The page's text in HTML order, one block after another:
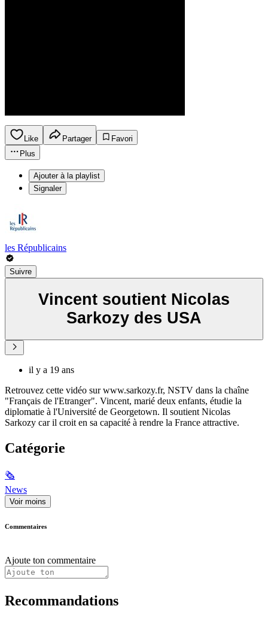
Like Partager
Favori
Plus
Ajouter à la playlist
Signaler
les Républicains
Suivre
Vincent soutient Nicolas
Sarkozy des USA
il y a 19 ans
Retrouvez cette vidéo sur www.sarkozy.fr, NSTV dans la chaîne
"Français de l'Etranger". Vincent, marié deux enfants, étudie la
diplomatie à l'Université de Georgetown. Il soutient Nicolas
Sarkozy car il croit en sa capacité à rendre la France attractive.
Catégorie
🗞
News
Voir moins
Commentaires
Ajoute ton commentaire
Recommandations